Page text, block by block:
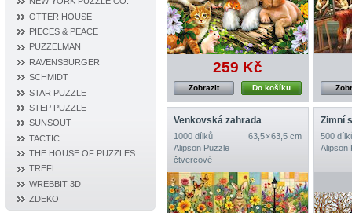
OTTER HOUSE
PIECES & PEACE
PUZZELMAN
RAVENSBURGER
SCHMIDT
STAR PUZZLE
STEP PUZZLE
SUNSOUT
TACTIC
THE HOUSE OF PUZZLES
TREFL
WREBBIT 3D
ZDEKO
259 Kč
Do košíku
Zobrazit
Venkovská zahrada
1000 dílků
63,5 × 63,5 cm
Alipson Puzzle
čtvercové
500
Alipson